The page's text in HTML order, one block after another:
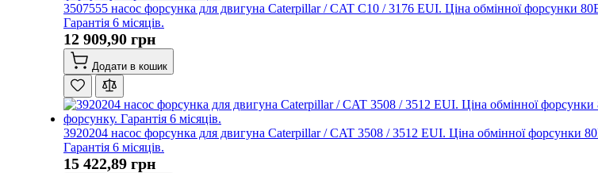
3507555 насос форсунка для двигуна Caterpillar / CAT C10 / 3176 EUI. Ціна обмінної форсунки
Гарантія 6 місяців.
12 909,90 грн
Додати в кошик
3920204 насос форсунка для двигуна Caterpillar / CAT 3508 / 3512 EUI. Ціна обмінної форсунки
Гарантія 6 місяців.
15 422,89 грн